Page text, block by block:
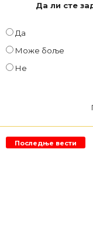
Да ли сте
Да
Може боље
Не
Последње вести